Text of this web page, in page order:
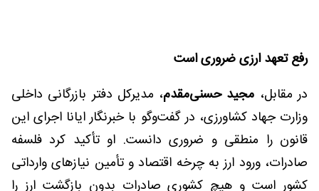
رفع تعهد ارزی ضروری است
در مقابل، مجید حسنی‌مقدم، مدیرکل دفتر بازرگانی داخلی
وزارت جهاد کشاورزی، در گفت‌وگو با خبرنگار ایانا اجرای این
قانون را منطقی و ضروری دانست. او تأکید کرد فلسفه
صادرات، ورود ارز به چرخه اقتصاد و تأمین نیازهای وارداتی
کشور است و هیچ کشوری صادرات بدون بازگشت ارز را